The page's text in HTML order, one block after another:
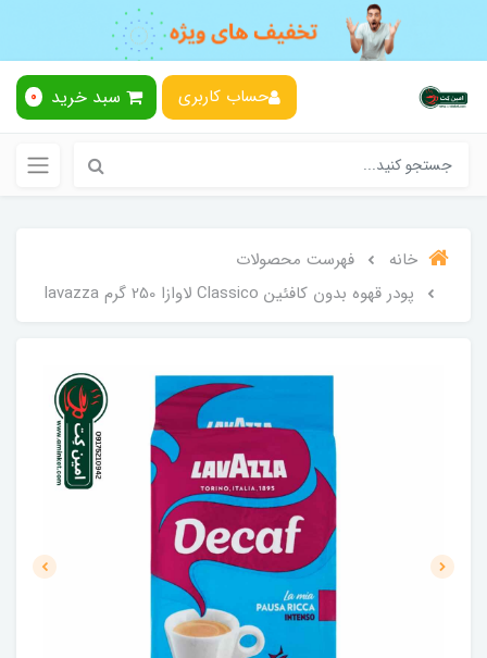
حساب کاربری سبد خرید 0
خانه
فهرست محصولات
پودر قهوه بدون کافئین Classico لاوازا 250 گرم lavazza